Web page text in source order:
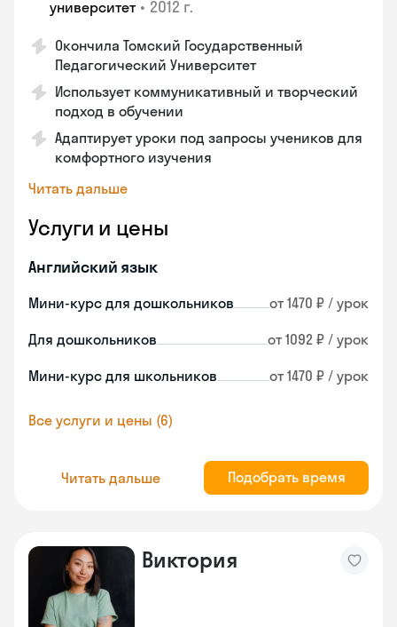
университет • 2012 г.
Окончила Томский Государственный
Педагогический Университет
Использует коммуникативный и творческий
подход в обучении
Адаптирует уроки под запросы учеников для
комфортного изучения
Читать дальше
Услуги и цены
Английский язык
Мини-курс для дошкольников от 1470 ₽ / урок
Для дошкольников от 1092 ₽ / урок
Мини-курс для школьников от 1470 ₽ / урок
Все услуги и цены (6)
Читать дальше Подобрать время
Виктория